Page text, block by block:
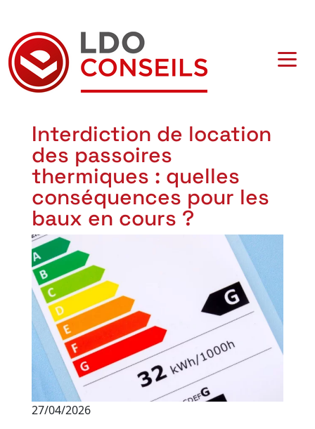
Navigation principale
Interdiction de location
des passoires
thermiques : quelles
conséquences pour les
baux en cours ?
27/04/2026